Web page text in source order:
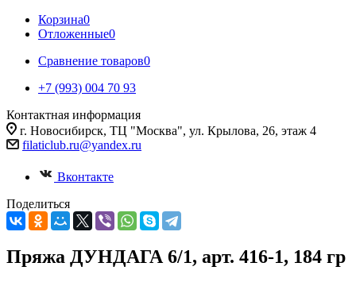
Корзина0
Отложенные0
Сравнение товаров0
+7 (993) 004 70 93
Контактная информация
г. Новосибирск, ТЦ "Москва", ул. Крылова, 26, этаж 4
filaticlub.ru@yandex.ru
Вконтакте
Поделиться
Пряжа ДУНДАГА 6/1, арт. 416-1, 184 гр